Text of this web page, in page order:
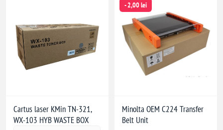
Cartus laser KMin TN-321,
WX-103 HYB WASTE BOX
- 2,00 lei
Minolta OEM C224 Transfer
Belt Unit